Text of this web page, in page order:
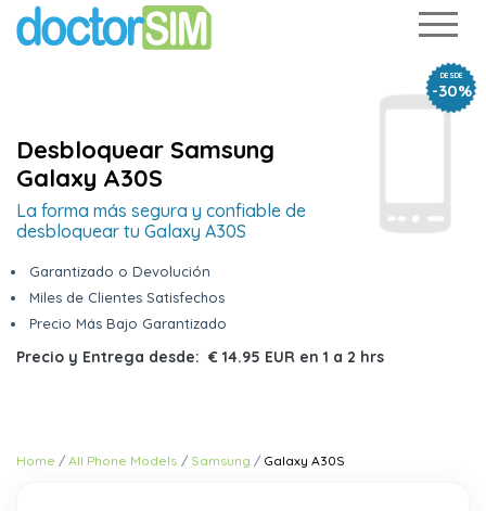
DESDE
-30%
Desbloquear Samsung
Galaxy A30S
La forma más segura y confiable de
desbloquear tu Galaxy A30S
Garantizado o Devolución
Miles de Clientes Satisfechos
Precio Más Bajo Garantizado
Precio y Entrega desde: € 14.95 EUR en 1 a 2 hrs
Home All Phone Models Samsung Galaxy A30S